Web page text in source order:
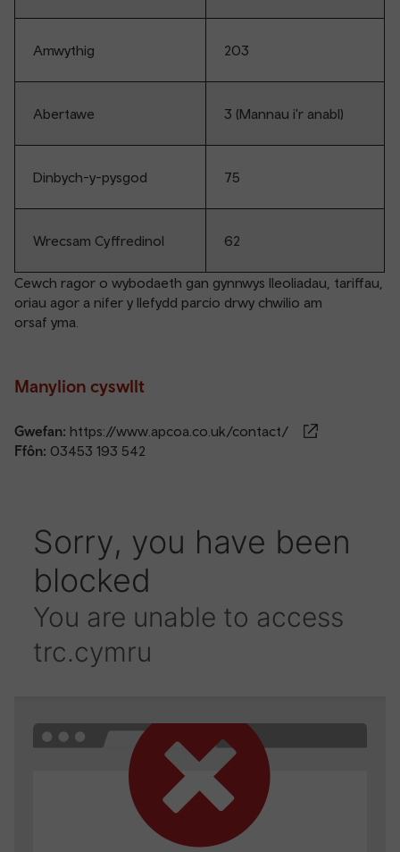
Amwythig 203
Abertawe 3 (Mannau i'r anabl)
Dinbych-y-pysgod 75
Wrecsam Cyffredinol 62
Cewch ragor o wybodaeth gan gynnwys lleoliadau, tariffau,
oriau agor a nifer y llefydd parcio drwy chwilio am
orsaf yma
Manylion cyswllt
Gwefan: https://www.apcoa.co.uk/contact/
Ffôn: 03453 193 542